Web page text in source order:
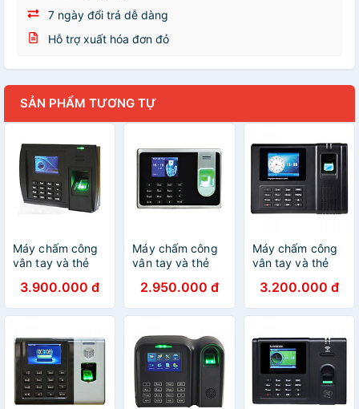
7 ngày đổi trả dễ dàng
Hỗ trợ xuất hóa đơn đỏ
SẢN PHẨM TƯƠNG TỰ
Máy chấm công
vân tay và thẻ
J5800- Hàng
nhập khẩu
3.900.000 đ
Máy chấm công
vân tay và thẻ
-Hàng nhập khẩu
2.950.000 đ
Máy chấm công
vân tay và thẻ
- Hàng nhập
khẩu
3.200.000 đ